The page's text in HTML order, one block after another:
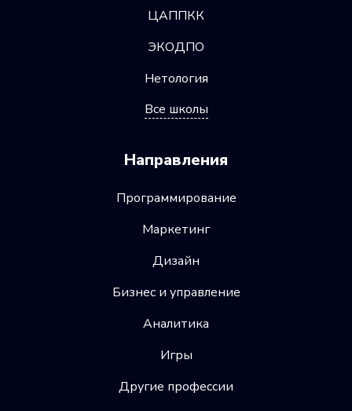
ЦАППКК
ЭКОДПО
Нетология
Все школы
Направления
Программирование
Маркетинг
Дизайн
Бизнес и управление
Аналитика
Игры
Другие профессии